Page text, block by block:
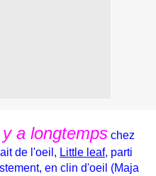
a longtemps chez
de l'oeil, Little leaf, parti
en clin d'oeil (Maja